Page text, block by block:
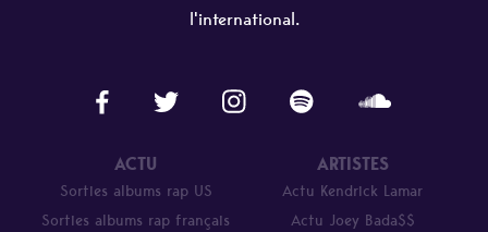
l'international.
ACTU
Sorties albums rap US
Sorties albums rap français
ARTISTES
Actu Kendrick Lamar
Actu Joey Bada$$